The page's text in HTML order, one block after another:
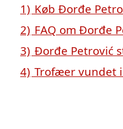
1) Køb Đorđe
2) FAQ om Đorđe
3) Đorđe Petrović
4) Trofæer vundet